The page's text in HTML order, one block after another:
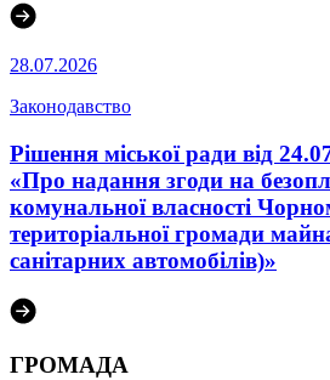
28.07.2026
Законодавство
Рішення міської ради від
«Про надання згоди на
комунальної власності
територіальної громади
санітарних автомобілів)»
ГРОМАДА